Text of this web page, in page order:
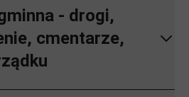
- drogi,
cmentarze,